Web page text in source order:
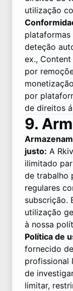
utilização
plataformas
deteção
ex., Content
por
por
de direitos
9.
justo: A
ilimitado
de trabalho
regulares
subscrição.
utilização
à nossa
Política de
fornecido
profissional
de
limitar,